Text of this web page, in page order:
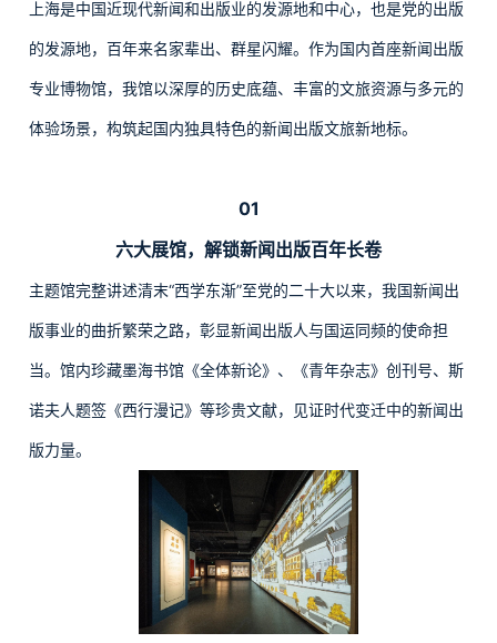
上海是中国近现代新闻和出版业的发源地和中心，也是党的出版
的发源地，百年来名家辈出、群星闪耀。作为国内首座新闻出版
专业博物馆，我馆以深厚的历史底蕴、丰富的文旅资源与多元的
体验场景，构筑起国内独具特色的新闻出版文旅新地标。
01
六大展馆，解锁新闻出版百年长卷
主题馆完整讲述清末“西学东渐”至党的二十大以来，我国新闻出
版事业的曲折繁荣之路，彰显新闻出版人与国运同频的使命担
当。馆内珍藏墨海书馆《全体新论》、《青年杂志》创刊号、斯
诺夫人题签《西行漫记》等珍贵文献，见证时代变迁中的新闻出
版力量。